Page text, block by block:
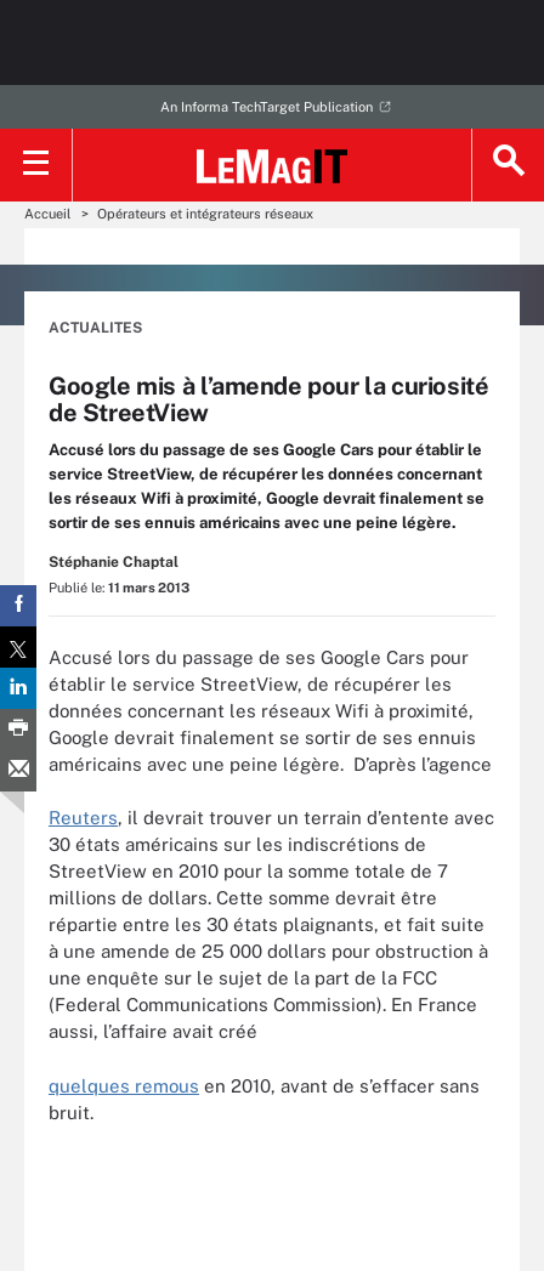
An Informa TechTarget Publication
Accueil Opérateurs et intégrateurs réseaux
ACTUALITES
Google mis à l’amende pour la curiosité
de StreetView
Accusé lors du passage de ses Google Cars pour établir le
service StreetView, de récupérer les données concernant
les réseaux Wifi à proximité, Google devrait finalement se
sortir de ses ennuis américains avec une peine légère.
Stéphanie Chaptal
Publié le: 11 mars 2013
Accusé lors du passage de ses Google Cars pour
établir le service StreetView, de récupérer les
données concernant les réseaux Wifi à proximité,
Google devrait finalement se sortir de ses ennuis
américains avec une peine légère. D’après l’agence
Reuters, il devrait trouver un terrain d’entente avec
30 états américains sur les indiscrétions de
StreetView en 2010 pour la somme totale de 7
millions de dollars. Cette somme devrait être
répartie entre les 30 états plaignants, et fait suite
à une amende de 25 000 dollars pour obstruction à
une enquête sur le sujet de la part de la FCC
(Federal Communications Commission). En France
aussi, l’affaire avait créé
quelques remous en 2010, avant de s’effacer sans
bruit.